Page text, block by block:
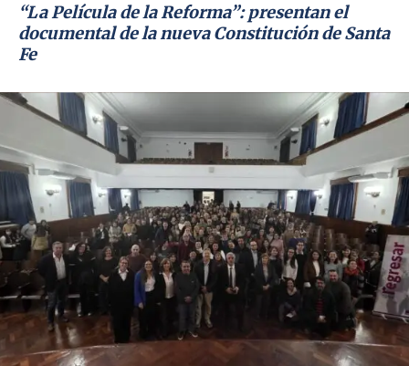
“La Película de la Reforma”: presentan el
documental de la nueva Constitución de Santa
Fe